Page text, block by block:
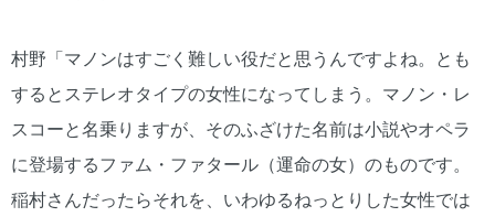
村野「マノンはすごく難しい役だと思うんですよね。とも
するとステレオタイプの女性になってしまう。マノン・レ
スコーと名乗りますが、そのふざけた名前は小説やオペラ
に登場するファム・ファタール（運命の女）のものです。
稲村さんだったらそれを、いわゆるねっとりした女性では